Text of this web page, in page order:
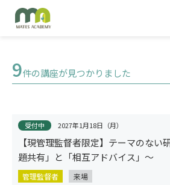
9件の講座が見つかりました
受付中 2027年1月18日（月）
【現管理監督者限定】テーマのない
題共有」と「相互アドバイス」～
管理監督者 来場